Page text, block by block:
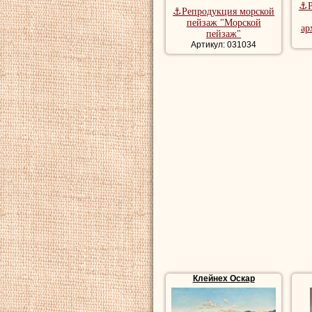
⚓Репродукция морской
пейзаж "Морской
пейзаж"
Артикул: 031034
Клейнех Оскар